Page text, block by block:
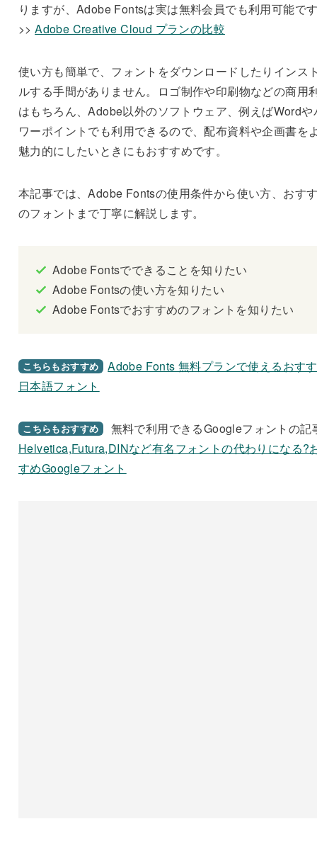
りますが、Adobe Fontsは実は無料会員でも利用可能で
>>Adobe Creative Cloud プランの比較
使い方も簡単で、フォントをダウンロードしたりインス
ルする手間がありません。ロゴ制作や印刷物などの商用
はもちろん、Adobe以外のソフトウェア、例えばWordや
ワーポイントでも利用できるので、配布資料や企画書を
魅力的にしたいときにもおすすめです。
本記事では、Adobe Fontsの使用条件から使い方、おす
のフォントまで丁寧に解説します。
Adobe Fontsでできることを知りたい
Adobe Fontsの使い方を知りたい
Adobe Fontsでおすすめのフォントを知りたい
こちらもおすすめ
Adobe Fonts 無料プランで使えるおす
日本語フォント
こちらもおすすめ
無料で利用できるGoogleフォントの記
Helvetica,Futura,DINなど有名フォントの代わりになる?
すめGoogleフォント